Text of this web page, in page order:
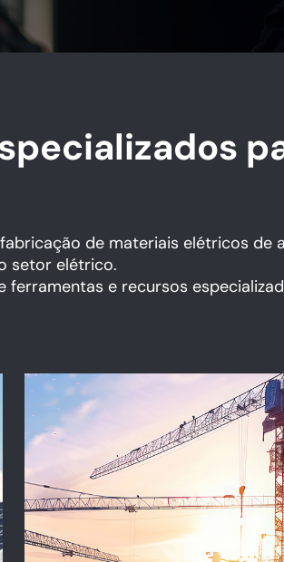
de materiais elétricos de
setor elétrico.
ferramentas e recursos